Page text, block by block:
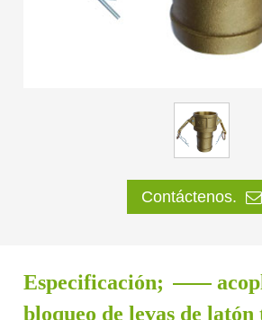
Contáctenos.
Especificación;
bloqueo de levas de latón